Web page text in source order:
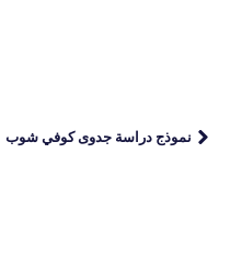
نموذج دراسة جدوى كوفي شوب